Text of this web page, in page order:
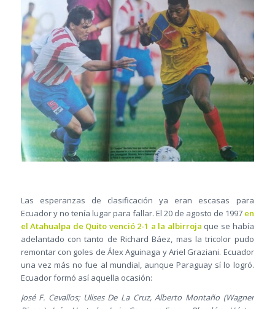
Las esperanzas de clasificación ya eran escasas para
Ecuador y no tenía lugar para fallar. El 20 de agosto de 1997 en
el Atahualpa de Quito venció 2-1 a la albirroja que se había
adelantado con tanto de Richard Báez, mas la tricolor pudo
remontar con goles de Álex Aguinaga y Ariel Graziani. Ecuador
una vez más no fue al mundial, aunque Paraguay sí lo logró.
Ecuador formó así aquella ocasión:
José F. Cevallos; Ulises De La Cruz, Alberto Montaño (Wagner